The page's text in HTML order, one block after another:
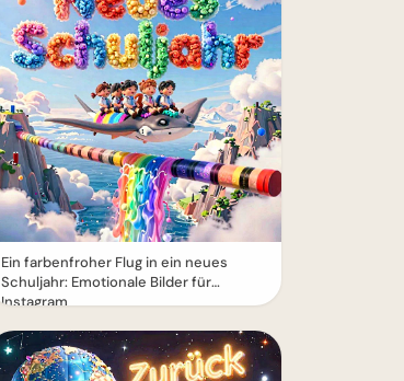
Ein farbenfroher Flug in ein neues
Schuljahr: Emotionale Bilder für
Instagram